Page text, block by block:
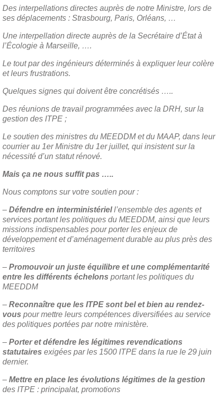
Des interpellations directes auprès de notre Ministre, lors de
ses déplacements : Strasbourg, Paris, Orléans, …
Une interpellation directe auprès de la Secrétaire d’État à
l’Écologie à Marseille, ….
Le tout par des ingénieurs déterminés à expliquer leur colère
et leurs frustrations.
Quelques signes qui doivent être concrétisés …..
Des réunions de travail programmées avec la DRH, sur la
gestion des ITPE ;
Le soutien des ministres du MEEDDM et du MAAP, dans leur
courrier au 1er Ministre du 1er juillet, qui insistent sur la
nécessité d’un statut rénové.
Mais ça ne nous suffit pas …..
Nous comptons sur votre soutien pour :
– Défendre en interministériell’ensemble des agents et
services portant les politiques du MEEDDM, ainsi que leurs
missions indispensables pour porter les enjeux de
développement et d’aménagement durable au plus près des
territoires
– Promouvoir un juste équilibre et une complémentarité
entre les différents échelons portant les politiques du
MEEDDM
– Reconnaître que les ITPE sont bel et bien au rendez-
vous pour mettre leurs compétences diversifiées au service
des politiques portées par notre ministère.
– Porter et défendre les légitimes revendications
statutaires exigées par les 1500 ITPE dans la rue le 29 juin
dernier.
– Mettre en place les évolutions légitimes de la gestion
des ITPE : principalat, promotions